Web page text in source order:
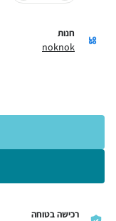
חנות
noknok
רכישה בטוחה